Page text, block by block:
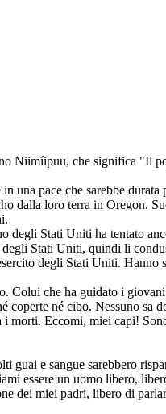
Niimíipuu, che significa "Il
una pace che sarebbe
dalla loro terra in Oregon.
degli Stati Uniti ha tentato
Stati Uniti, quindi li
degli Stati Uniti.
Colui che ha guidato i
né cibo. Nessuno sa
morti. Eccomi, miei capi!
e sangue sarebbero
essere un uomo libero,
dei miei padri, libero di